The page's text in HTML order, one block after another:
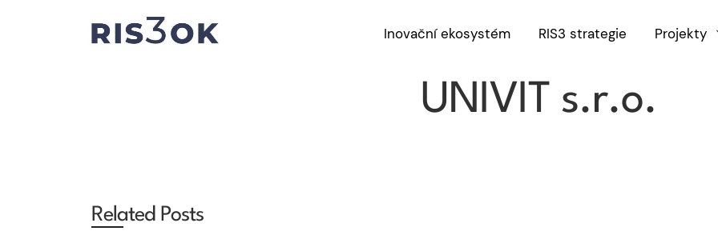
Inovační ekosystém RIS3 strategie Projekty
UNIVIT s.r.o.
Related Posts